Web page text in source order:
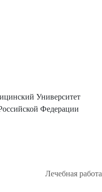
Университет
Федерации
Лечебная работа